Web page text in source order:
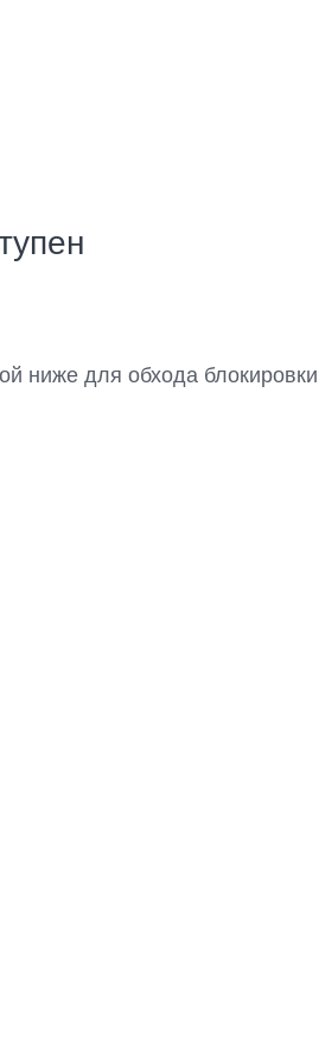
ниже для обхода блокировки